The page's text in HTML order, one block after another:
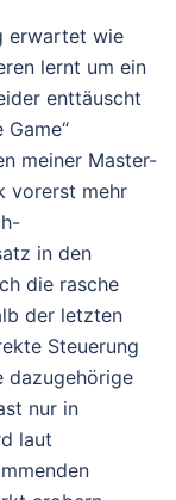
erwartet wie
lernt um ein
enttäuscht
meiner Master-
vorerst mehr
in den
die rasche
der letzten
Steuerung
dazugehörige
nur in
laut